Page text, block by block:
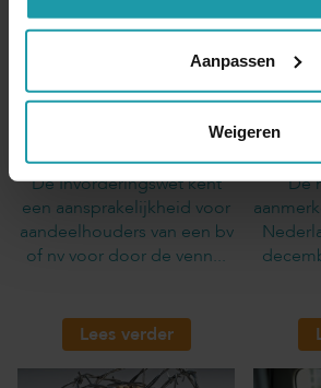
Aanpassen
Weigeren
aandeelhouder deed
onderzoek naar koper
De Invorderingswet kent
een aansprakelijkheid voor
aandeelhouders van een bv
of nv voor door de venn...
Lees verder
aan
De